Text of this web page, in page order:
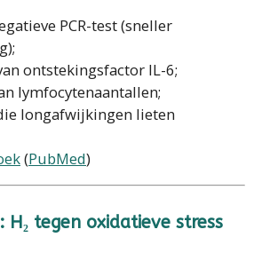
PCR-test (sneller
ontstekingsfactor IL-6;
lymfocytenaantallen;
longafwijkingen lieten
(PubMed)
H₂ tegen oxidatieve stress